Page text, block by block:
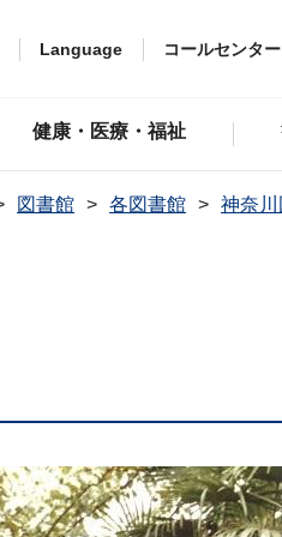
Language コールセンター
健康・医療・福祉
図書館 各図書館 神奈